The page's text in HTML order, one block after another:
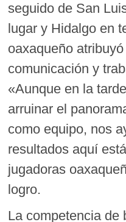
seguido de San
lugar y Hidalgo en
oaxaqueño
comunicación y
«Aunque en la
arruinar el
como equipo, nos
resultados aquí
jugadoras
logro.
La competencia de